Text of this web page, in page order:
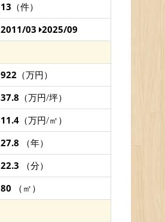
13 （件）
2011/03 2025/09
922 （万円）
37.8 （万円/坪）
11.4 （万円/㎡）
27.8 （年）
22.3 （分）
80 （㎡）